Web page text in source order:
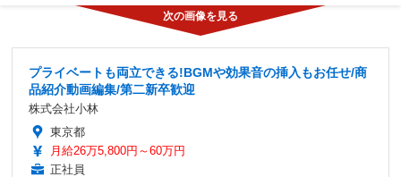
プライベートも両立できる!BGMや効果音の挿入もお任せ/商
品紹介動画編集/第二新卒歓迎
株式会社小林
東京都
月給26万5,800円～60万円
正社員